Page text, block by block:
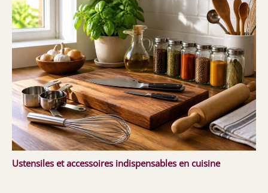
Ustensiles et accessoires indispensables en cuisine